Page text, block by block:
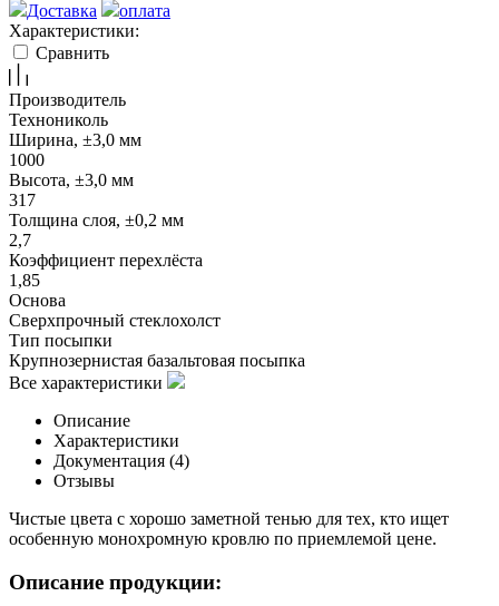
Доставка
оплата
Характеристики:
Сравнить
Производитель
Технониколь
Ширина, ±3,0 мм
1000
Высота, ±3,0 мм
317
Толщина слоя, ±0,2 мм
2,7
Коэффициент перехлёста
1,85
Основа
Сверхпрочный стеклохолст
Тип посыпки
Крупнозернистая базальтовая посыпка
Все характеристики
Описание
Характеристики
Документация (4)
Отзывы
Чистые цвета с хорошо заметной тенью для тех, кто ищет
особенную монохромную кровлю по приемлемой цене.
Описание продукции: